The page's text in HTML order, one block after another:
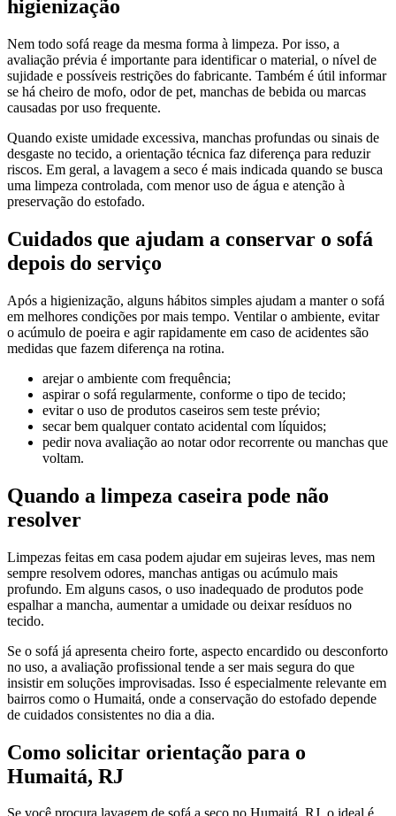
higienização
Nem todo sofá reage da mesma forma à limpeza. Por isso, a
avaliação prévia é importante para identificar o material, o nível de
sujidade e possíveis restrições do fabricante. Também é útil informar
se há cheiro de mofo, odor de pet, manchas de bebida ou marcas
causadas por uso frequente.
Quando existe umidade excessiva, manchas profundas ou sinais de
desgaste no tecido, a orientação técnica faz diferença para reduzir
riscos. Em geral, a lavagem a seco é mais indicada quando se busca
uma limpeza controlada, com menor uso de água e atenção à
preservação do estofado.
Cuidados que ajudam a conservar o sofá
depois do serviço
Após a higienização, alguns hábitos simples ajudam a manter o sofá
em melhores condições por mais tempo. Ventilar o ambiente, evitar
o acúmulo de poeira e agir rapidamente em caso de acidentes são
medidas que fazem diferença na rotina.
arejar o ambiente com frequência;
aspirar o sofá regularmente, conforme o tipo de tecido;
evitar o uso de produtos caseiros sem teste prévio;
secar bem qualquer contato acidental com líquidos;
pedir nova avaliação ao notar odor recorrente ou manchas que
voltam.
Quando a limpeza caseira pode não
resolver
Limpezas feitas em casa podem ajudar em sujeiras leves, mas nem
sempre resolvem odores, manchas antigas ou acúmulo mais
profundo. Em alguns casos, o uso inadequado de produtos pode
espalhar a mancha, aumentar a umidade ou deixar resíduos no
tecido.
Se o sofá já apresenta cheiro forte, aspecto encardido ou desconforto
no uso, a avaliação profissional tende a ser mais segura do que
insistir em soluções improvisadas. Isso é especialmente relevante em
bairros como o Humaitá, onde a conservação do estofado depende
de cuidados consistentes no dia a dia.
Como solicitar orientação para o
Humaitá, RJ